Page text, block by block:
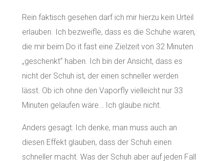
Rein faktisch gesehen darf ich mir hierzu kein Urteil
erlauben. Ich bezweifle, dass es die Schuhe waren,
die mir beim Do it fast eine Zielzeit von 32 Minuten
„geschenkt“ haben. Ich bin der Ansicht, dass es
nicht der Schuh ist, der einen schneller werden
lässt. Ob ich ohne den Vaporfly vielleicht nur 33
Minuten gelaufen wäre… Ich glaube nicht.
Anders gesagt: Ich denke, man muss auch an
diesen Effekt glauben, dass der Schuh einen
schneller macht. Was der Schuh aber auf jeden Fall